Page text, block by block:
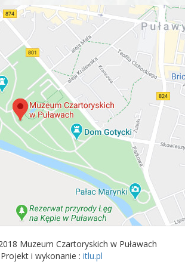
Muzeum Czartoryskich w Puławach
Projekt i wykonanie : itlu.pl